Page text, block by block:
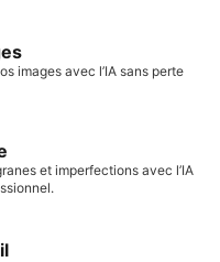
images avec l’IA sans perte
et imperfections avec l’IA